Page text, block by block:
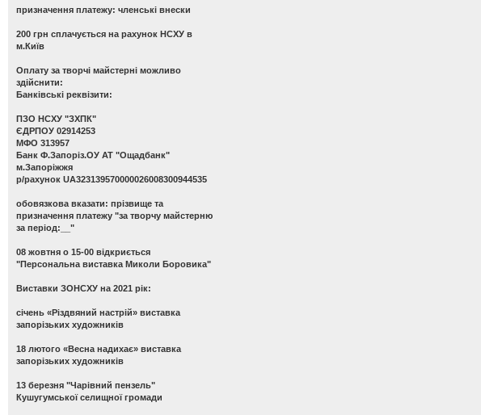
призначення платежу: членські внески
200 грн сплачується на рахунок НСХУ в
м.Київ
Оплату за творчі майстерні можливо
здійснити:
Банківські реквізити:
ПЗО НСХУ "ЗХПК"
ЄДРПОУ 02914253
МФО 313957
Банк Ф.Запоріз.ОУ АТ "Ощадбанк"
м.Запоріжжя
р/рахунок UA323139570000026008300944535
обовязкова вказати: прізвище та
призначення платежу "за творчу майстерню
за період:__"
08 жовтня о 15-00 відкриється
"Персональна виставка Миколи Боровика"
Виставки ЗОНСХУ на 2021 рік:
січень «Різдвяний настрій» виставка
запорізьких художників
18 лютого «Весна надихає» виставка
запорізьких художників
13 березня "Чарівний пензель"
Кушугумської селищної громади